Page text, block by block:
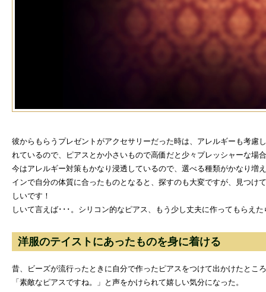
彼からもらうプレゼントがアクセサリーだった時は、アレルギーも考慮
れているので、ピアスとか小さいもので高価だと少々プレッシャーな場
今はアレルギー対策もかなり浸透しているので、選べる種類がかなり増
インで自分の体質に合ったものとなると、探すのも大変ですが、見つけ
しいです！
しいて言えば･･･。シリコン的なピアス、もう少し丈夫に作ってもらえ
洋服のテイストにあったものを身に着ける
昔、ビーズが流行ったときに自分で作ったピアスをつけて出かけたとこ
「素敵なピアスですね。」と声をかけられて嬉しい気分になった。